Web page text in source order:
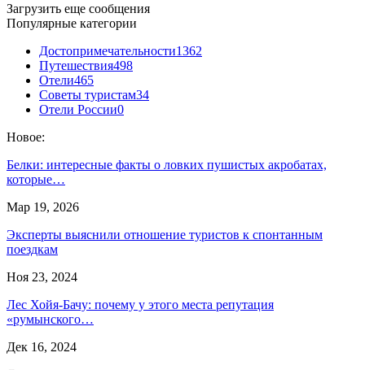
Загрузить еще сообщения
Популярные категории
Достопримечательности1362
Путешествия498
Отели465
Советы туристам34
Отели России0
Новое:
Белки: интересные факты о ловких пушистых акробатах,
которые…
Мар 19, 2026
Эксперты выяснили отношение туристов к спонтанным
поездкам
Ноя 23, 2024
Лес Хойя-Бачу: почему у этого места репутация
«румынского…
Дек 16, 2024